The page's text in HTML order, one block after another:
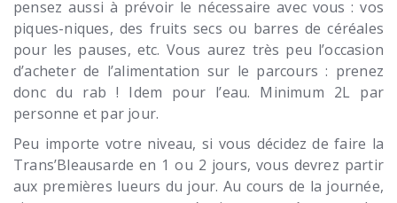
pensez aussi à prévoir le nécessaire avec vous : vos
piques-niques, des fruits secs ou barres de céréales
pour les pauses, etc. Vous aurez très peu l’occasion
d’acheter de l’alimentation sur le parcours : prenez
donc du rab ! Idem pour l’eau. Minimum 2L par
personne et par jour.
Peu importe votre niveau, si vous décidez de faire la
Trans’Bleausarde en 1 ou 2 jours, vous devrez partir
aux premières lueurs du jour. Au cours de la journée,